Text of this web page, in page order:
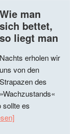
Wie man
sich bettet,
so liegt man
Nachts erholen wir
uns von den
Strapazen des
»Wachzustands«
sollte es